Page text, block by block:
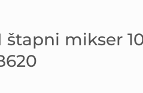
štapni mikser